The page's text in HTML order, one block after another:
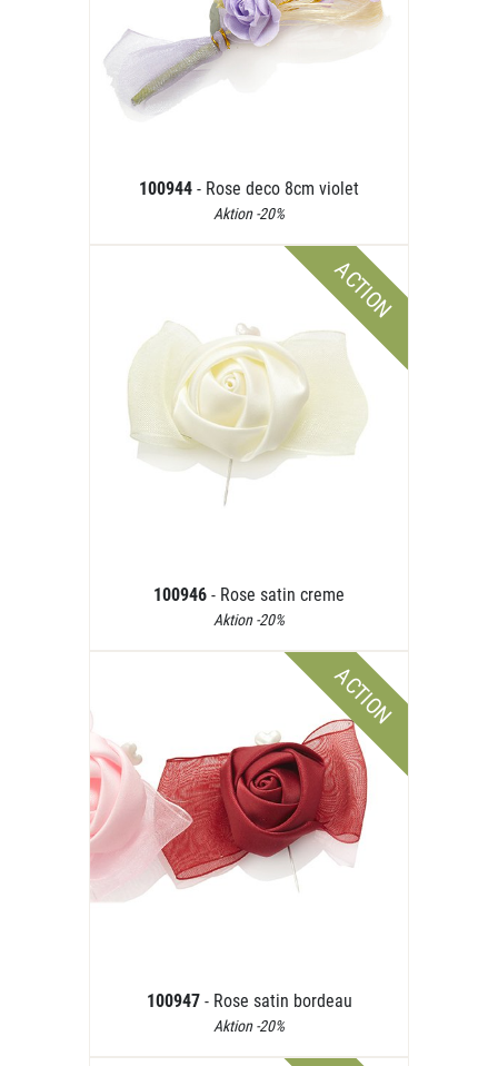
100944 - Rose deco 8cm violet
Aktion -20%
ACTION
100946 - Rose satin creme
Aktion -20%
ACTION
100947 - Rose satin bordeau
Aktion -20%